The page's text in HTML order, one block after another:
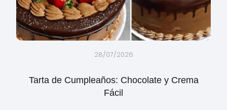
28/07/2026
Tarta de Cumpleaños: Chocolate y Crema
Fácil